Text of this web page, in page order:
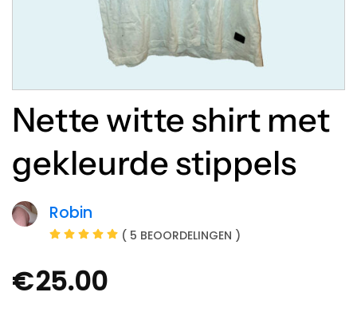
Nette witte shirt met
gekleurde stippels
Robin
( 5 BEOORDELINGEN )
€25.00